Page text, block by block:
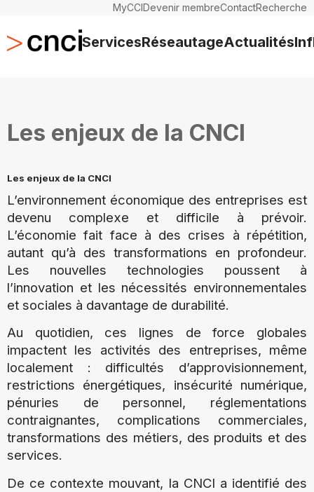
MyCCIDevenir membreContactRecherche
ServicesRéseautageActualités
Les enjeux de la CNCI
Les enjeux de la CNCI
L’environnement économique des entreprises est
devenu complexe et difficile à prévoir.
L’économie fait face à des crises à répétition,
autant qu’à des transformations en profondeur.
Les nouvelles technologies poussent à
l’innovation et les nécessités environnementales
et sociales à davantage de durabilité.
Au quotidien, ces lignes de force globales
impactent les activités des entreprises, même
localement : difficultés d’approvisionnement,
restrictions énergétiques, insécurité numérique,
pénuries de personnel, réglementations
contraignantes, complications commerciales,
transformations des métiers, des produits et des
services.
De ce contexte mouvant, la CNCI a identifié des